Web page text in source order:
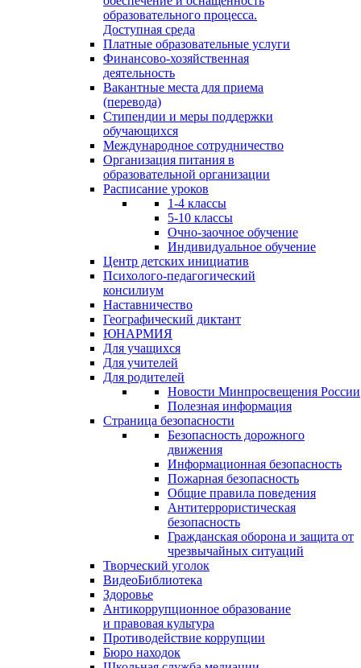
образовательного процесса.
Доступная среда
Платные образовательные услуги
Финансово-хозяйственная
деятельность
Вакантные места для приема
(перевода)
Стипендии и меры поддержки
обучающихся
Международное сотрудничество
Организация питания в
образовательной организации
Расписание уроков
1-4 классы
5-10 классы
Очно-заочное обучение
Индивидуальное обучение
Центр детских инициатив
Психолого-педагогический
консилиум
Наставничество
Географический диктант
ЮНАРМИЯ
Для учащихся
Для учителей
Для родителей
Новости Минпросвещения России
Полезная информация
Страница безопасности
Безопасность дорожного
движения
Информационная безопасность
Пожарная безопасность
Общие правила поведения
Антитеррористическая
безопасность
Гражданская оборона и защита от
чрезвычайных ситуаций
Творческий уголок
ВидеоБиблиотека
Здоровье
Антикоррупционное образование
и правовая культура
Противодействие коррупции
Бюро находок